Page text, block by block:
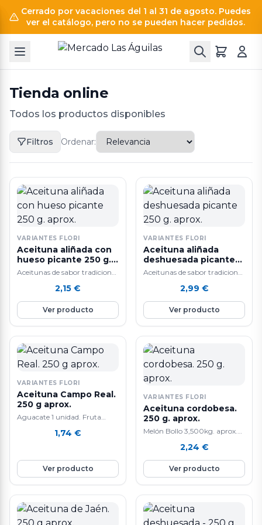
Cerrado por vacaciones del 1 al 31 de agosto. Puedes
ver el catálogo, pero no se pueden hacer pedidos.
Tienda online
Todos los productos disponibles
Filtros Ordenar:
VARIANTES FLORI
Aceituna aliñada con
hueso picante 250 g.
aprox.
Aceitunas de sabor tradicional
2,15 €
Ver producto
VARIANTES FLORI
Aceituna aliñada
deshuesada picante
250 g. aprox.
Aceitunas de sabor tradicional
2,99 €
Ver producto
VARIANTES FLORI
Aceituna Campo Real.
250 g aprox.
Aguacate 1 unidad. Fruta
aguacate lo convierte en un
tiene cada día mas seguidores.
Las propiedades son múltiples:
lo mas curioso
aguacate es que siendo una
fruta fresca su principal
componente no son los
1,74 €
Ver producto
VARIANTES FLORI
Aceituna cordobesa.
250 g. aprox.
Melón Bollo 3,500kg. aprox.
gracias a que contiene mucho
colágeno. También ayuda a la
perdida de peso y a cicatrizar
heridas. Ademas, mejora la
salud del corazón y del
sistema digestivo por su alto
2,24 €
Ver producto